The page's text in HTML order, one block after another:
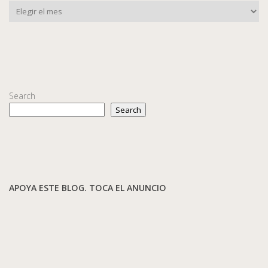
Search
Search
APOYA ESTE BLOG. TOCA EL ANUNCIO